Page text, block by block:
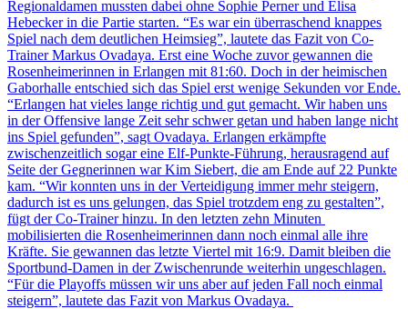
Regionaldamen mussten dabei ohne Sophie Perner und Elisa
Hebecker in die Partie starten. “Es war ein überraschend knappes
Spiel nach dem deutlichen Heimsieg”, lautete das Fazit von Co-
Trainer Markus Ovadaya. Erst eine Woche zuvor gewannen die
Rosenheimerinnen in Erlangen mit 81:60. Doch in der heimischen
Gaborhalle entschied sich das Spiel erst wenige Sekunden vor Ende.
“Erlangen hat vieles lange richtig und gut gemacht. Wir haben uns
in der Offensive lange Zeit sehr schwer getan und haben lange nicht
ins Spiel gefunden”, sagt Ovadaya. Erlangen erkämpfte
zwischenzeitlich sogar eine Elf-Punkte-Führung, herausragend auf
Seite der Gegnerinnen war Kim Siebert, die am Ende auf 22 Punkte
kam. “Wir konnten uns in der Verteidigung immer mehr steigern,
dadurch ist es uns gelungen, das Spiel trotzdem eng zu gestalten”,
fügt der Co-Trainer hinzu. In den letzten zehn Minuten
mobilisierten die Rosenheimerinnen dann noch einmal alle ihre
Kräfte. Sie gewannen das letzte Viertel mit 16:9. Damit bleiben die
Sportbund-Damen in der Zwischenrunde weiterhin ungeschlagen.
“Für die Playoffs müssen wir uns aber auf jeden Fall noch einmal
steigern”, lautete das Fazit von Markus Ovadaya.